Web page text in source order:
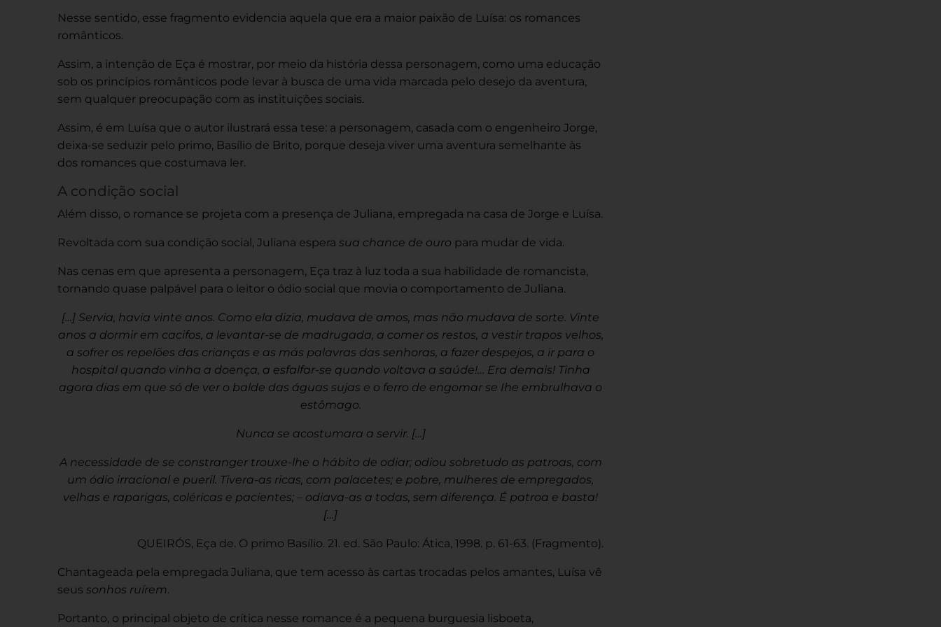
Nesse sentido, esse fragmento evidencia aquela que era a maior paixão de Luísa: os romances
românticos.
Assim, a intenção de Eça é mostrar, por meio da história dessa personagem, como uma educação
sob os princípios românticos pode levar à busca de uma vida marcada pelo desejo da aventura,
sem qualquer preocupação com as instituições sociais.
Assim, é em Luísa que o autor ilustrará essa tese: a personagem, casada com o engenheiro Jorge,
deixa-se seduzir pelo primo, Basílio de Brito, porque deseja viver uma aventura semelhante às
dos romances que costumava ler.
A condição social
Além disso, o romance se projeta com a presença de Juliana, empregada na casa de Jorge e Luísa.
Revoltada com sua condição social, Juliana espera sua chance de ouro para mudar de vida.
Nas cenas em que apresenta a personagem, Eça traz à luz toda a sua habilidade de romancista,
tornando quase palpável para o leitor o ódio social que movia o comportamento de Juliana.
[…] Servia, havia vinte anos. Como ela dizia, mudava de amos, mas não mudava de sorte. Vinte
anos a dormir em cacifos, a levantar-se de madrugada, a comer os restos, a vestir trapos velhos,
a sofrer os repelões das crianças e as más palavras das senhoras, a fazer despejos, a ir para o
hospital quando vinha a doença, a esfalfar-se quando voltava a saúde!… Era demais! Tinha
agora dias em que só de ver o balde das águas sujas e o ferro de engomar se Ihe embrulhava o
estômago.
Nunca se acostumara a servir. […]
A necessidade de se constranger trouxe-lhe o hábito de odiar; odiou sobretudo as patroas, com
um ódio irracional e pueril. Tivera-as ricas, com palacetes; e pobre, mulheres de empregados,
velhas e raparigas, coléricas e pacientes; – odiava-as a todas, sem diferença. É patroa e basta!
[…]
QUEIRÓS, Eça de. O primo Basílio. 21. ed. São Paulo: Ática, 1998. p. 61-63. (Fragmento).
Chantageada pela empregada Juliana, que tem acesso às cartas trocadas pelos amantes, Luísa vê
seus sonhos ruírem.
Portanto, o principal objeto de crítica nesse romance é a pequena burguesia lisboeta,